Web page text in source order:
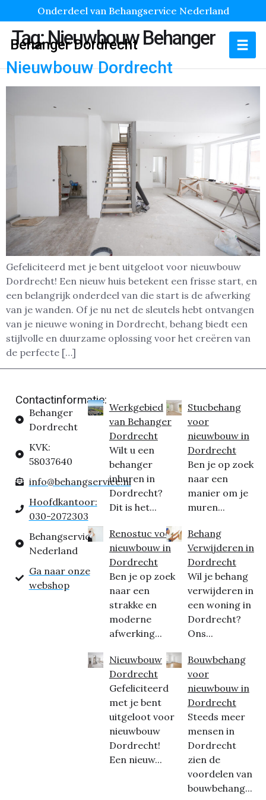
Onderdeel van Behangservice Nederland
Behanger Dordrecht
Tag:Nieuwbouw Behanger
Nieuwbouw Dordrecht
Gefeliciteerd met je bent uitgeloot voor nieuwbouw
Dordrecht! Een nieuw huis betekent een frisse start, en
een belangrijk onderdeel van die start is de afwerking
van je wanden. Of je nu net de sleutels hebt ontvangen
van je nieuwe woning in Dordrecht, behang biedt een
stijlvolle en duurzame oplossing voor het creëren van
de perfecte […]
Contactinformatie:
Behanger
Dordrecht
KVK:
58037640
info@behangservice.nl
Hoofdkantoor:
030-2072303
Behangservice
Nederland
Ga naar onze
webshop
Werkgebied
van Behanger
Dordrecht
Wilt u een
behanger
inhuren in
Dordrecht?
Dit is het...
Renostuc voor
nieuwbouw in
Dordrecht
Ben je op zoek
naar een
strakke en
moderne
afwerking...
Nieuwbouw
Dordrecht
Gefeliciteerd
met je bent
uitgeloot voor
nieuwbouw
Dordrecht!
Een nieuw...
Stucbehang
voor
nieuwbouw in
Dordrecht
Ben je op zoek
naar een
manier om je
muren...
Behang
Verwijderen in
Dordrecht
Wil je behang
verwijderen in
een woning in
Dordrecht?
Ons...
Bouwbehang
voor
nieuwbouw in
Dordrecht
Steeds meer
mensen in
Dordrecht
zien de
voordelen van
bouwbehang...